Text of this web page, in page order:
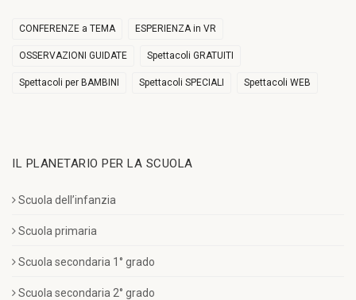
CONFERENZE a TEMA ESPERIENZA in VR
OSSERVAZIONI GUIDATE Spettacoli GRATUITI
Spettacoli per BAMBINI Spettacoli SPECIALI Spettacoli WEB
IL PLANETARIO PER LA SCUOLA
Scuola dell’infanzia
Scuola primaria
Scuola secondaria 1° grado
Scuola secondaria 2° grado